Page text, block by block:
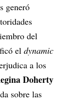
generó
del
el dynamic
a los
Doherty
sobre las